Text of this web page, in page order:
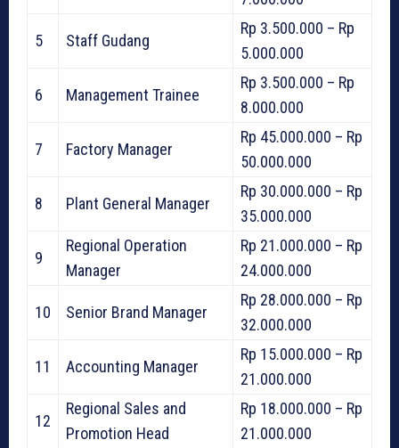
5 Staff Gudang
Rp 3.500.000 – Rp
5.000.000
6 Management Trainee
Rp 3.500.000 – Rp
8.000.000
7 Factory Manager
Rp 45.000.000 – Rp
50.000.000
8 Plant General Manager
Rp 30.000.000 – Rp
35.000.000
9
Regional Operation
Manager
Rp 21.000.000 – Rp
24.000.000
10 Senior Brand Manager
Rp 28.000.000 – Rp
32.000.000
11 Accounting Manager
Rp 15.000.000 – Rp
21.000.000
12
Regional Sales and
Promotion Head
Rp 18.000.000 – Rp
21.000.000